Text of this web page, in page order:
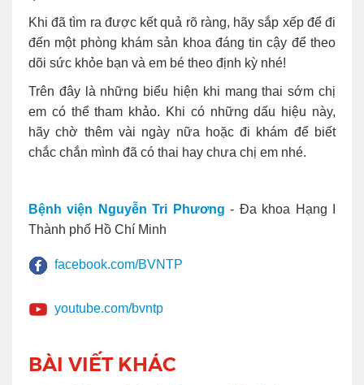
Khi đã tìm ra được kết quả rõ ràng, hãy sắp xếp để đi
đến một phòng khám sản khoa đáng tin cậy để theo
dõi sức khỏe bạn và em bé theo định kỳ nhé!
Trên đây là những biểu hiện khi mang thai sớm chị
em có thể tham khảo. Khi có những dấu hiệu này,
hãy chờ thêm vài ngày nữa hoặc đi khám để biết
chắc chắn mình đã có thai hay chưa chị em nhé.
Bệnh viện Nguyễn Tri Phương - Đa khoa Hạng I
Thành phố Hồ Chí Minh
facebook.com/BVNTP
youtube.com/bvntp
BÀI VIẾT KHÁC